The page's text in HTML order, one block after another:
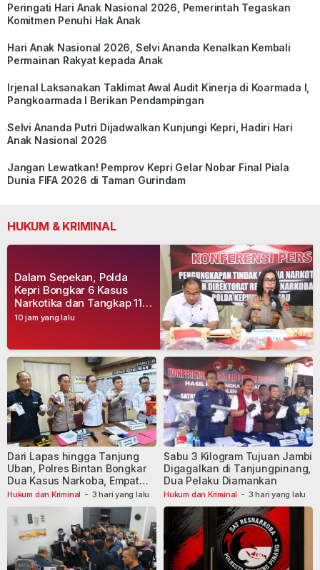
Peringati Hari Anak Nasional 2026, Pemerintah Tegaskan
Komitmen Penuhi Hak Anak
Hari Anak Nasional 2026, Selvi Ananda Kenalkan Kembali
Permainan Rakyat kepada Anak
Irjenal Laksanakan Taklimat Awal Audit Kinerja di Koarmada I,
Pangkoarmada I Berikan Pendampingan
Selvi Ananda Putri Dijadwalkan Kunjungi Kepri, Hadiri Hari
Anak Nasional 2026
Jangan Lewatkan! Pemprov Kepri Gelar Nobar Final Piala
Dunia FIFA 2026 di Taman Gurindam
HUKUM & KRIMINAL
10 jam yang lalu
Dalam Sepekan, Polda
Kepri Bongkar 6 Kasus
Narkotika dan Tangkap 11
Tersangka
Hukum dan Kriminal - 3 hari yang lalu
Dari Lapas hingga Tanjung
Uban, Polres Bintan Bongkar
Dua Kasus Narkoba, Empat
Tersangka Dibekuk
Hukum dan Kriminal - 3 hari yang lalu
Sabu 3 Kilogram Tujuan Jambi
Digagalkan di Tanjungpinang,
Dua Pelaku Diamankan